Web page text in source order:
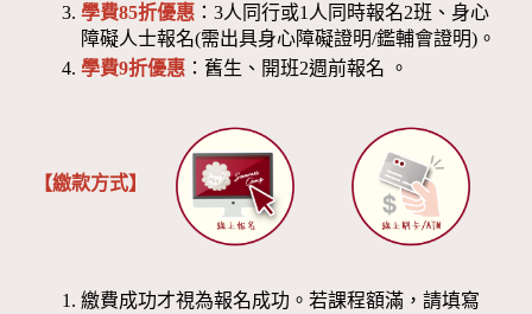
學費85折優惠 ：3人同行或1人同時報名2班、身心
障礙人士報名(需出具身心障礙證明/鑑輔會證明)。
學費9折優惠 ：舊生、開班2週前報名 。
【繳款方式】
繳費成功才視為報名成功。若課程額滿，請填寫